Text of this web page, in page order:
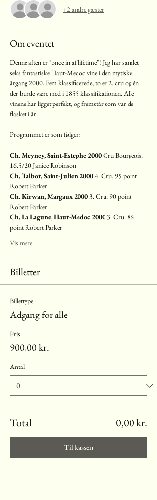
+2 andre gæster
Om eventet
Denne aften er "once in af lifetime"! Jeg har samlet
seks fantastiske Haut-Medoc vine i den mytiske
årgang 2000. Fem klassificerede, to er 2. cru og én
der burde være med i 1855 klassifikationen. Alle
vinene har ligget perfekt, og fremstår som var de
flasket i år.
Programmet er som følger:
Ch. Meyney, Saint-Estephe 2000 Cru Bourgeois.
16.5/20 Janice Robinson
Ch. Talbot, Saint-Julien 2000 4. Cru. 95 point
Robert Parker
Ch. Kirwan, Margaux 2000 3. Cru. 90 point
Robert Parker
Ch. La Lagune, Haut-Medoc 2000 3. Cru. 86
point Robert Parker
Vis mere
Billetter
Billettype
Adgang for alle
Pris
900,00 kr.
Antal
Total 0,00 kr.
Til kassen